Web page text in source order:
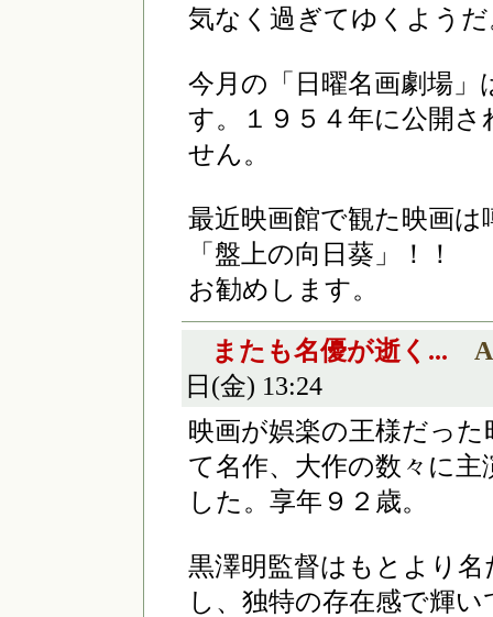
気なく過ぎてゆくよう
今月の「日曜名画劇場」
す。１９５４年に公開
せん。
最近映画館で観た映画
「盤上の向日葵」！！
お勧めします。
またも名優が逝く...
日(金) 13:24
映画が娯楽の王様だっ
て名作、大作の数々に
した。享年９２歳。
黒澤明監督はもとより
し、独特の存在感で輝